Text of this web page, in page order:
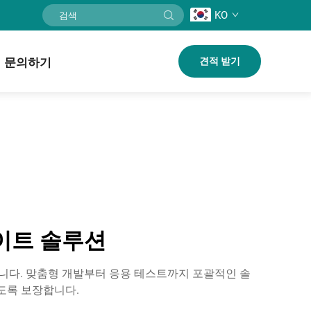
KO
문의하기 견적 받기
트 솔루션
다. 맞춤형 개발부터 응용 테스트까지 포괄적인 솔
록 보장합니다.